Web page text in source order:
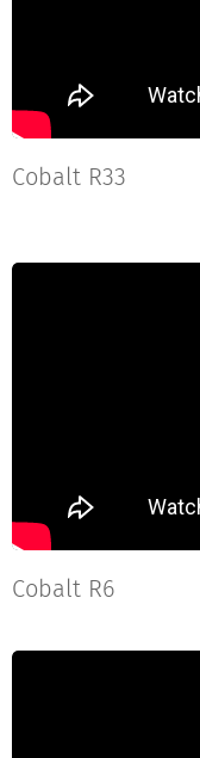
Cobalt R33
Cobalt R6